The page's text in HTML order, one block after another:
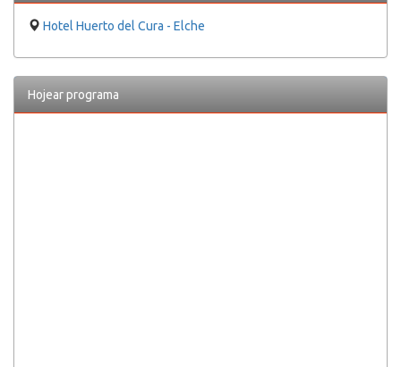
Hotel Huerto del Cura - Elche
Hojear programa